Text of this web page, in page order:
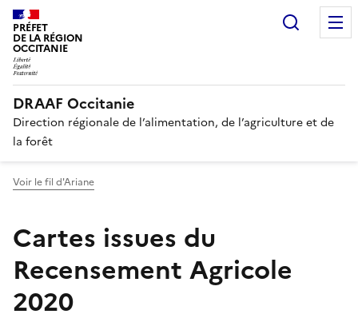
PRÉFET
DE LA RÉGION
OCCITANIE
DRAAF Occitanie
Direction régionale de l’alimentation, de l’agriculture et de
la forêt
Voir le fil d'Ariane
Cartes issues du
Recensement Agricole
2020